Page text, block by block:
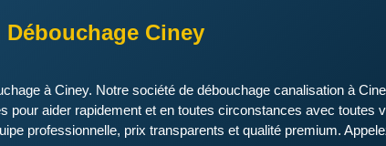
Débouchage Ciney
à Ciney. Notre société de débouchage canalisation à
pour aider rapidement et en toutes circonstances avec toutes
professionnelle, prix transparents et qualité premium.